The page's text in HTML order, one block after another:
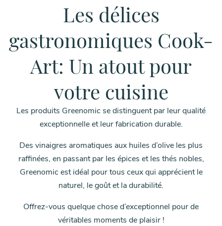
Les délices
gastronomiques Cook-
Art: Un atout pour
votre cuisine
Les produits Greenomic se distinguent par leur qualité
exceptionnelle et leur fabrication durable.
Des vinaigres aromatiques aux huiles d’olive les plus
raffinées, en passant par les épices et les thés nobles,
Greenomic est idéal pour tous ceux qui apprécient le
naturel, le goût et la durabilité.
Offrez-vous quelque chose d’exceptionnel pour de
véritables moments de plaisir !